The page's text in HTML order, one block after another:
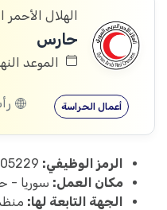
الهلال
حارس
الموعد النهائي:
أعمال الحراسة
الرمز الوظيفي:
مكان العمل: سوريا -
الجهة التابعة لها: